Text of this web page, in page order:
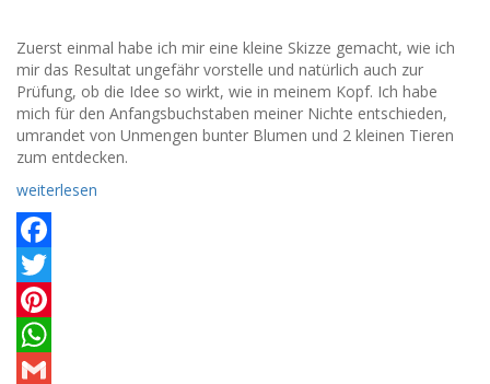
Zuerst einmal habe ich mir eine kleine Skizze gemacht, wie ich
mir das Resultat ungefähr vorstelle und natürlich auch zur
Prüfung, ob die Idee so wirkt, wie in meinem Kopf. Ich habe
mich für den Anfangsbuchstaben meiner Nichte entschieden,
umrandet von Unmengen bunter Blumen und 2 kleinen Tieren
zum entdecken.
weiterlesen
Facebook
Twitter
Pinterest
WhatsApp